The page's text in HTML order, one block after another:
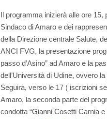
Il programma inizierà alle ore 15,
Sindaco di Amaro e dei
della Direzione centrale Salute,
ANCI FVG, la presentazione
passo d’Asino” ad Amaro e la
dell’Università di Udine, ovvero
Seguirà, verso le 17 ( iscrizioni
Amaro, la seconda parte del
condotta “Gianni Cosetti Carnia